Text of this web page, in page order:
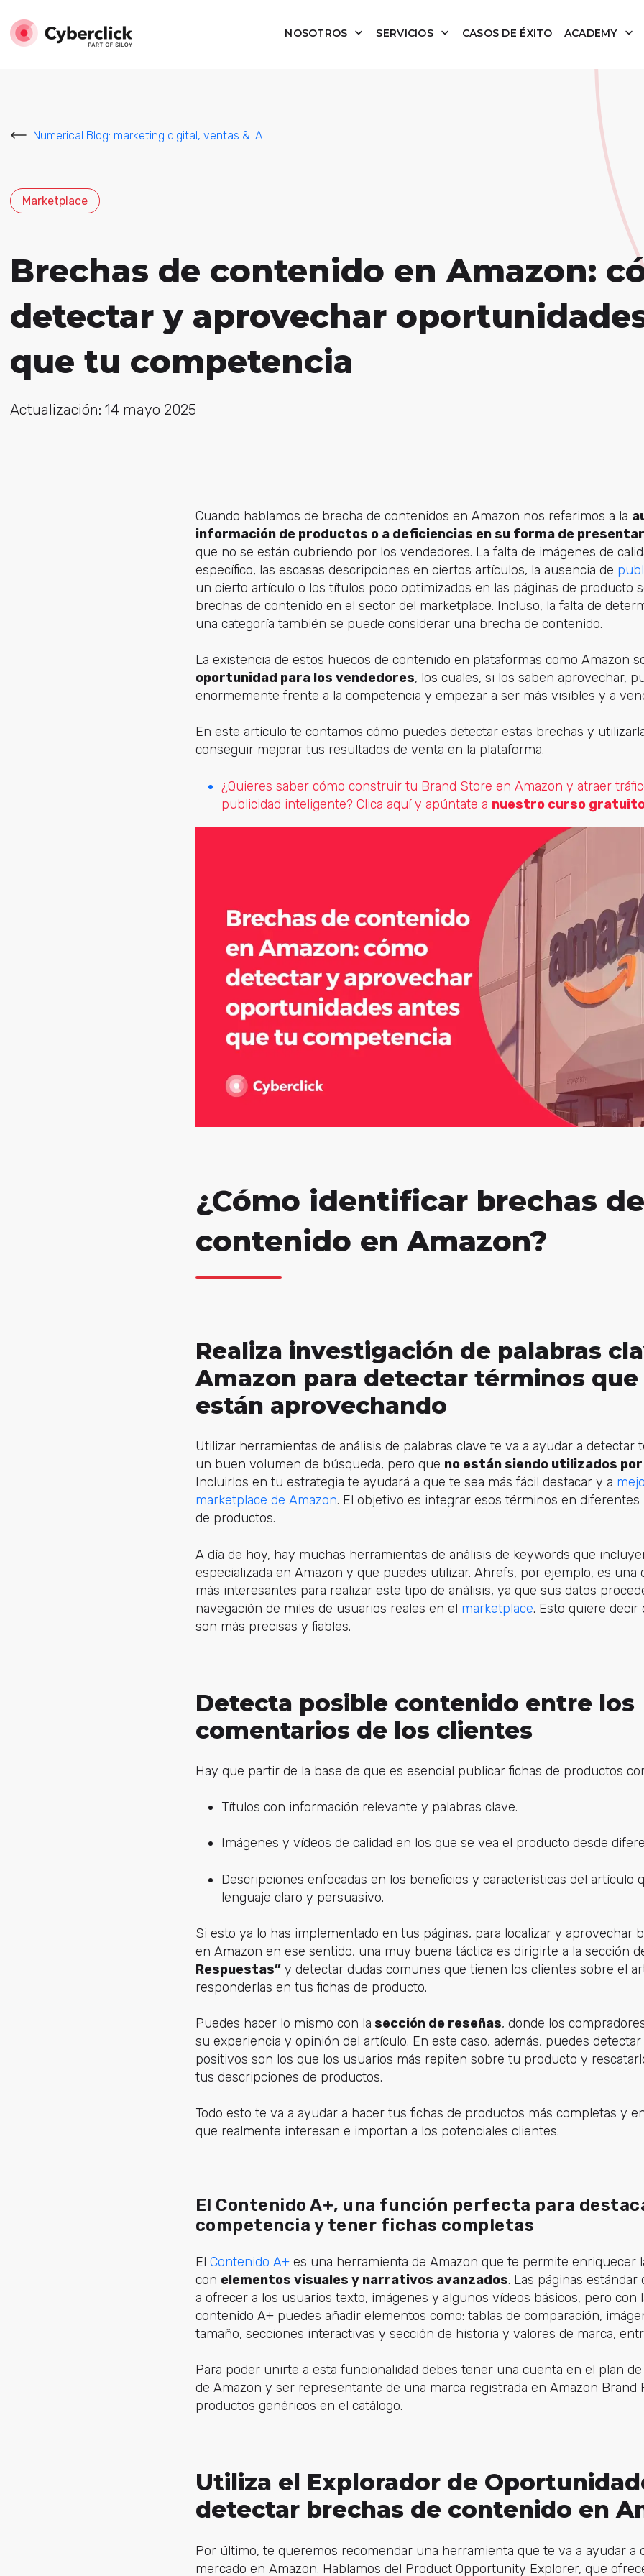
NOSOTROS SERVICIOS CASOS DE ÉXITO ACADEMY
Numerical Blog: marketing digital, ventas & IA
Marketplace
Brechas de contenido en Amazon:
detectar y aprovechar
que tu competencia
Actualización: 14 mayo 2025
Cuando hablamos de brecha de contenidos en Amazon nos referimos a la
información de productos o a deficiencias en su forma de
que no se están cubriendo por los vendedores. La falta de imágenes de
específico, las escasas descripciones en ciertos artículos, la ausencia de
un cierto artículo o los títulos poco optimizados en las páginas de producto
brechas de contenido en el sector del marketplace. Incluso, la falta de
una categoría también se puede considerar una brecha de contenido.
La existencia de estos huecos de contenido en plataformas como Amazon
oportunidad para los vendedores, los cuales, si los saben aprovechar,
enormemente frente a la competencia y empezar a ser más visibles y a
En este artículo te contamos cómo puedes detectar estas brechas y
conseguir mejorar tus resultados de venta en la plataforma.
¿Quieres saber cómo construir tu Brand Store en Amazon y atraer
publicidad inteligente? Clica aquí y apúntate a nuestro curso
¿Cómo identificar brechas de
contenido en Amazon?
Realiza investigación de palabras
Amazon para detectar términos que
están aprovechando
Utilizar herramientas de análisis de palabras clave te va a ayudar a detectar
un buen volumen de búsqueda, pero que no están siendo utilizados
Incluirlos en tu estrategia te ayudará a que te sea más fácil destacar y a
marketplace de Amazon. El objetivo es integrar esos términos en
de productos.
A día de hoy, hay muchas herramientas de análisis de keywords que
especializada en Amazon y que puedes utilizar. Ahrefs, por ejemplo, es una
más interesantes para realizar este tipo de análisis, ya que sus datos
navegación de miles de usuarios reales en el marketplace. Esto quiere
son más precisas y fiables.
Detecta posible contenido entre los
comentarios de los clientes
Hay que partir de la base de que es esencial publicar fichas de productos
Títulos con información relevante y palabras clave.
Imágenes y vídeos de calidad en los que se vea el producto desde
Descripciones enfocadas en los beneficios y características del artículo
lenguaje claro y persuasivo.
Si esto ya lo has implementado en tus páginas, para localizar y aprovechar
en Amazon en ese sentido, una muy buena táctica es dirigirte a la sección
Respuestas” y detectar dudas comunes que tienen los clientes sobre el
responderlas en tus fichas de producto.
Puedes hacer lo mismo con la sección de reseñas, donde los
su experiencia y opinión del artículo. En este caso, además, puedes
positivos son los que los usuarios más repiten sobre tu producto y
tus descripciones de productos.
Todo esto te va a ayudar a hacer tus fichas de productos más completas y
que realmente interesan e importan a los potenciales clientes.
El Contenido A+, una función perfecta para
competencia y tener fichas completas
El Contenido A+ es una herramienta de Amazon que te permite enriquecer
con elementos visuales y narrativos avanzados. Las páginas
a ofrecer a los usuarios texto, imágenes y algunos vídeos básicos, pero con
contenido A+ puedes añadir elementos como: tablas de comparación,
tamaño, secciones interactivas y sección de historia y valores de marca,
Para poder unirte a esta funcionalidad debes tener una cuenta en el plan
de Amazon y ser representante de una marca registrada en Amazon Brand
productos genéricos en el catálogo.
Utiliza el Explorador de
detectar brechas de contenido en
Por último, te queremos recomendar una herramienta que te va a ayudar a
mercado en Amazon. Hablamos del Product Opportunity Explorer, que